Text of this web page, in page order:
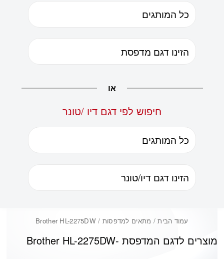
או
חיפוש לפי דגם דיו /טונר
עמוד הבית/ מתאים למדפסות / Brother HL-2275DW
Brother HL-2275DWמוצרים לדגם המדפסת -